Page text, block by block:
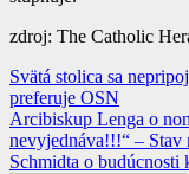
zdroj: The Catholic
Navigácia
v
článku
Svätá stolica sa
preferuje OSN
Arcibiskup Lenga o
nevyjednáva!!!“ – Stav
Schmidta o budúcnosti